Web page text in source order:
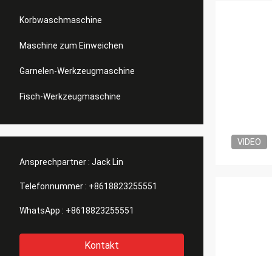
Korbwaschmaschine
Maschine zum Einweichen
Garnelen-Werkzeugmaschine
Fisch-Werkzeugmaschine
Ansprechpartner : Jack Lin
Telefonnummer : +8618823255551
WhatsApp : +8618823255551
Kontakt
VIDEO